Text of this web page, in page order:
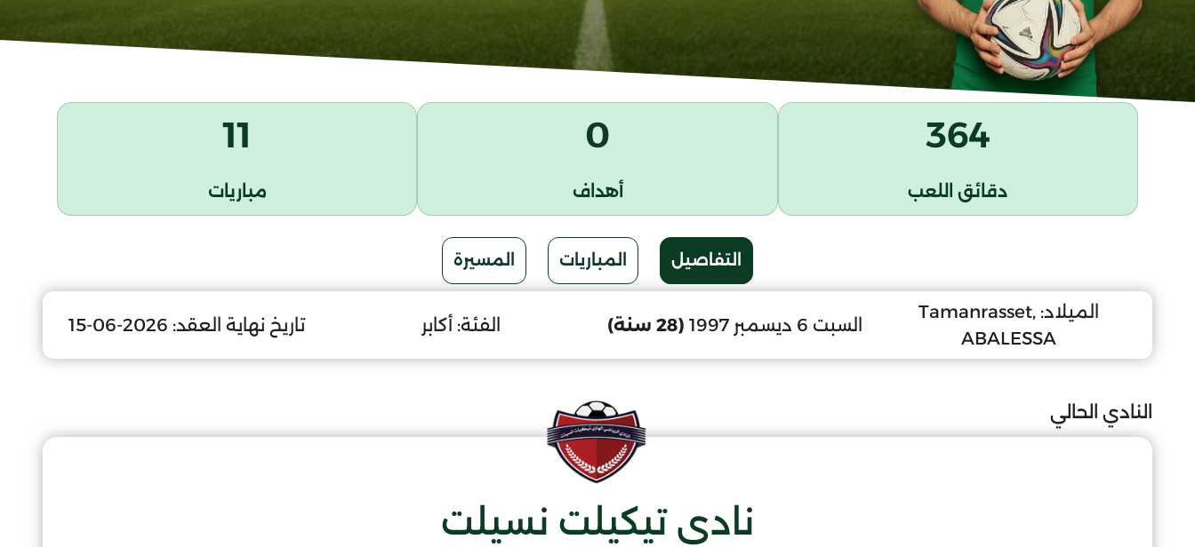
364
دقائق اللعب
0
أهداف
11
مباريات
التفاصيل المباريات المسيرة
الميلاد: Tamanrasset,
ABALESSA
السبت 6 ديسمبر 1997 (28 سنة) الفئة: أكابر تاريخ نهاية العقد: 2026-06-15
النادي الحالي
نادي تيكيلت نسيلت